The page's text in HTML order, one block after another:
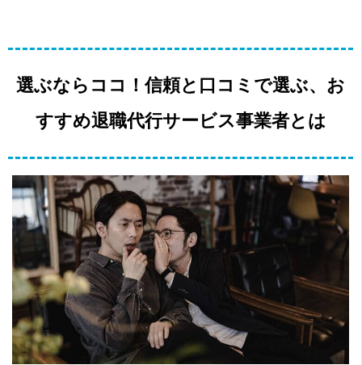
選ぶならココ！信頼と口コミで選ぶ、お
すすめ退職代行サービス事業者とは